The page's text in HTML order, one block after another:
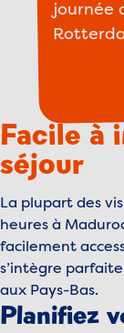
journée
Facile à
séjour
La plupart des
heures à
facilement
s’intègre
aux Pays-Bas.
Planifiez